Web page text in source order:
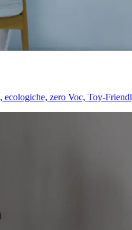
zero Voc, Toy-